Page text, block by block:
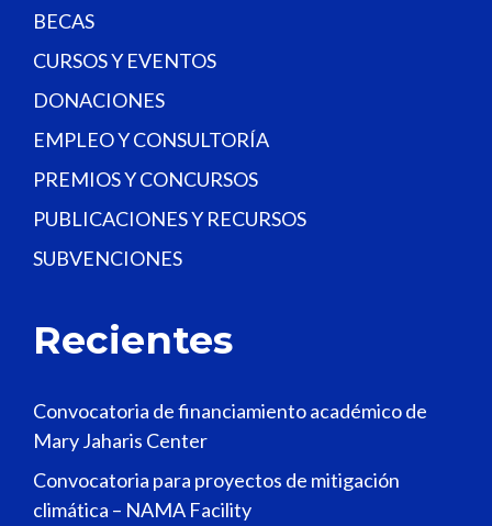
BECAS
CURSOS Y EVENTOS
DONACIONES
EMPLEO Y CONSULTORÍA
PREMIOS Y CONCURSOS
PUBLICACIONES Y RECURSOS
SUBVENCIONES
Recientes
Convocatoria de financiamiento académico de
Mary Jaharis Center
Convocatoria para proyectos de mitigación
climática – NAMA Facility